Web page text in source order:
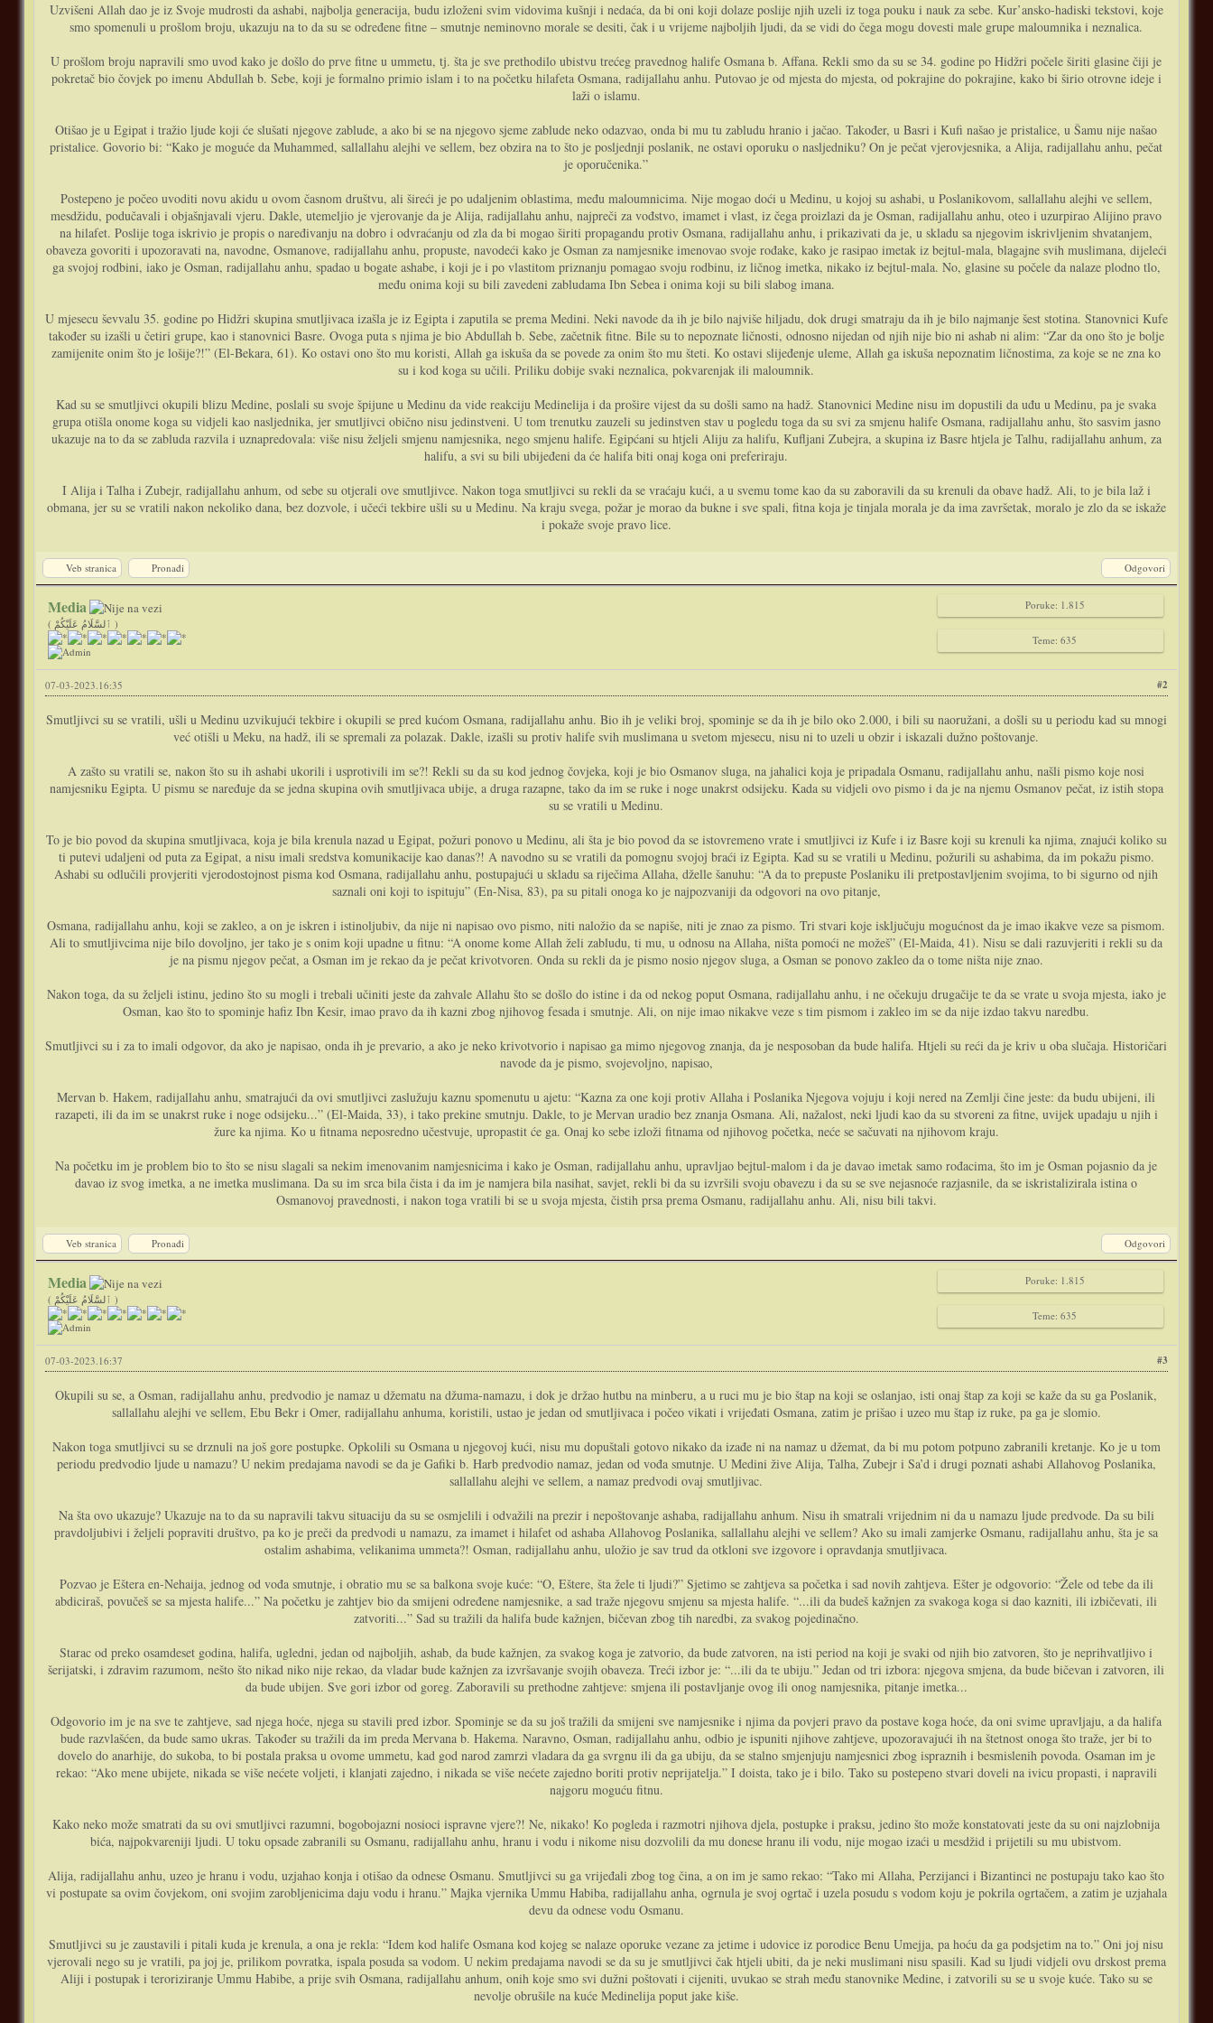
Uzvišeni Allah dao je iz Svoje mudrosti da ashabi, najbolja generacija, budu izloženi svim vidovima kušnji i nedaća, da bi oni koji dolaze poslije njih uzeli iz toga pouku i nauk za sebe. Kur’ansko-hadiski tekstovi, koje
smo spomenuli u prošlom broju, ukazuju na to da su se određene fitne – smutnje neminovno morale se desiti, čak i u vrijeme najboljih ljudi, da se vidi do čega mogu dovesti male grupe maloumnika i neznalica.
U prošlom broju napravili smo uvod kako je došlo do prve fitne u ummetu, tj. šta je sve prethodilo ubistvu trećeg pravednog halife Osmana b. Affana. Rekli smo da su se 34. godine po Hidžri počele širiti glasine čiji je
pokretač bio čovjek po imenu Abdullah b. Sebe, koji je formalno primio islam i to na početku hilafeta Osmana, radijallahu anhu. Putovao je od mjesta do mjesta, od pokrajine do pokrajine, kako bi širio otrovne ideje i
laži o islamu.
Otišao je u Egipat i tražio ljude koji će slušati njegove zablude, a ako bi se na njegovo sjeme zablude neko odazvao, onda bi mu tu zabludu hranio i jačao. Također, u Basri i Kufi našao je pristalice, u Šamu nije našao
pristalice. Govorio bi: “Kako je moguće da Muhammed, sallallahu alejhi ve sellem, bez obzira na to što je posljednji poslanik, ne ostavi oporuku o nasljedniku? On je pečat vjerovjesnika, a Alija, radijallahu anhu, pečat
je oporučenika.”
Postepeno je počeo uvoditi novu akidu u ovom časnom društvu, ali šireći je po udaljenim oblastima, među maloumnicima. Nije mogao doći u Medinu, u kojoj su ashabi, u Poslanikovom, sallallahu alejhi ve sellem,
mesdžidu, podučavali i objašnjavali vjeru. Dakle, utemeljio je vjerovanje da je Alija, radijallahu anhu, najpreči za vođstvo, imamet i vlast, iz čega proizlazi da je Osman, radijallahu anhu, oteo i uzurpirao Alijino pravo
na hilafet. Poslije toga iskrivio je propis o naređivanju na dobro i odvraćanju od zla da bi mogao širiti propagandu protiv Osmana, radijallahu anhu, i prikazivati da je, u skladu sa njegovim iskrivljenim shvatanjem,
obaveza govoriti i upozoravati na, navodne, Osmanove, radijallahu anhu, propuste, navodeći kako je Osman za namjesnike imenovao svoje rođake, kako je rasipao imetak iz bejtul-mala, blagajne svih muslimana, dijeleći
ga svojoj rodbini, iako je Osman, radijallahu anhu, spadao u bogate ashabe, i koji je i po vlastitom priznanju pomagao svoju rodbinu, iz ličnog imetka, nikako iz bejtul-mala. No, glasine su počele da nalaze plodno tlo,
među onima koji su bili zavedeni zabludama Ibn Sebea i onima koji su bili slabog imana.
U mjesecu ševvalu 35. godine po Hidžri skupina smutljivaca izašla je iz Egipta i zaputila se prema Medini. Neki navode da ih je bilo najviše hiljadu, dok drugi smatraju da ih je bilo najmanje šest stotina. Stanovnici Kufe
također su izašli u četiri grupe, kao i stanovnici Basre. Ovoga puta s njima je bio Abdullah b. Sebe, začetnik fitne. Bile su to nepoznate ličnosti, odnosno nijedan od njih nije bio ni ashab ni alim: “Zar da ono što je bolje
zamijenite onim što je lošije?!” (El-Bekara, 61). Ko ostavi ono što mu koristi, Allah ga iskuša da se povede za onim što mu šteti. Ko ostavi slijeđenje uleme, Allah ga iskuša nepoznatim ličnostima, za koje se ne zna ko
su i kod koga su učili. Priliku dobije svaki neznalica, pokvarenjak ili maloumnik.
Kad su se smutljivci okupili blizu Medine, poslali su svoje špijune u Medinu da vide reakciju Medinelija i da prošire vijest da su došli samo na hadž. Stanovnici Medine nisu im dopustili da uđu u Medinu, pa je svaka
grupa otišla onome koga su vidjeli kao nasljednika, jer smutljivci obično nisu jedinstveni. U tom trenutku zauzeli su jedinstven stav u pogledu toga da su svi za smjenu halife Osmana, radijallahu anhu, što sasvim jasno
ukazuje na to da se zabluda razvila i uznapredovala: više nisu željeli smjenu namjesnika, nego smjenu halife. Egipćani su htjeli Aliju za halifu, Kufljani Zubejra, a skupina iz Basre htjela je Talhu, radijallahu anhum, za
halifu, a svi su bili ubijeđeni da će halifa biti onaj koga oni preferiraju.
I Alija i Talha i Zubejr, radijallahu anhum, od sebe su otjerali ove smutljivce. Nakon toga smutljivci su rekli da se vraćaju kući, a u svemu tome kao da su zaboravili da su krenuli da obave hadž. Ali, to je bila laž i
obmana, jer su se vratili nakon nekoliko dana, bez dozvole, i učeći tekbire ušli su u Medinu. Na kraju svega, požar je morao da bukne i sve spali, fitna koja je tinjala morala je da ima završetak, moralo je zlo da se iskaže
i pokaže svoje pravo lice.
Veb stranica Pronađi Odgovori
Media
( ٱلسَّلَامُ عَلَيْكُمْ )
Poruke: 1.815
Teme: 635
#2
07-03-2023.16:35
Smutljivci su se vratili, ušli u Medinu uzvikujući tekbire i okupili se pred kućom Osmana, radijallahu anhu. Bio ih je veliki broj, spominje se da ih je bilo oko 2.000, i bili su naoružani, a došli su u periodu kad su mnogi
već otišli u Meku, na hadž, ili se spremali za polazak. Dakle, izašli su protiv halife svih muslimana u svetom mjesecu, nisu ni to uzeli u obzir i iskazali dužno poštovanje.
A zašto su vratili se, nakon što su ih ashabi ukorili i usprotivili im se?! Rekli su da su kod jednog čovjeka, koji je bio Osmanov sluga, na jahalici koja je pripadala Osmanu, radijallahu anhu, našli pismo koje nosi
namjesniku Egipta. U pismu se naređuje da se jedna skupina ovih smutljivaca ubije, a druga razapne, tako da im se ruke i noge unakrst odsijeku. Kada su vidjeli ovo pismo i da je na njemu Osmanov pečat, iz istih stopa
su se vratili u Medinu.
To je bio povod da skupina smutljivaca, koja je bila krenula nazad u Egipat, požuri ponovo u Medinu, ali šta je bio povod da se istovremeno vrate i smutljivci iz Kufe i iz Basre koji su krenuli ka njima, znajući koliko su
ti putevi udaljeni od puta za Egipat, a nisu imali sredstva komunikacije kao danas?! A navodno su se vratili da pomognu svojoj braći iz Egipta. Kad su se vratili u Medinu, požurili su ashabima, da im pokažu pismo.
Ashabi su odlučili provjeriti vjerodostojnost pisma kod Osmana, radijallahu anhu, postupajući u skladu sa riječima Allaha, dželle šanuhu: “A da to prepuste Poslaniku ili pretpostavljenim svojima, to bi sigurno od njih
saznali oni koji to ispituju” (En-Nisa, 83), pa su pitali onoga ko je najpozvaniji da odgovori na ovo pitanje,
Osmana, radijallahu anhu, koji se zakleo, a on je iskren i istinoljubiv, da nije ni napisao ovo pismo, niti naložio da se napiše, niti je znao za pismo. Tri stvari koje isključuju mogućnost da je imao ikakve veze sa pismom.
Ali to smutljivcima nije bilo dovoljno, jer tako je s onim koji upadne u fitnu: “A onome kome Allah želi zabludu, ti mu, u odnosu na Allaha, ništa pomoći ne možeš” (El-Maida, 41). Nisu se dali razuvjeriti i rekli su da
je na pismu njegov pečat, a Osman im je rekao da je pečat krivotvoren. Onda su rekli da je pismo nosio njegov sluga, a Osman se ponovo zakleo da o tome ništa nije znao.
Nakon toga, da su željeli istinu, jedino što su mogli i trebali učiniti jeste da zahvale Allahu što se došlo do istine i da od nekog poput Osmana, radijallahu anhu, i ne očekuju drugačije te da se vrate u svoja mjesta, iako je
Osman, kao što to spominje hafiz Ibn Kesir, imao pravo da ih kazni zbog njihovog fesada i smutnje. Ali, on nije imao nikakve veze s tim pismom i zakleo im se da nije izdao takvu naredbu.
Smutljivci su i za to imali odgovor, da ako je napisao, onda ih je prevario, a ako je neko krivotvorio i napisao ga mimo njegovog znanja, da je nesposoban da bude halifa. Htjeli su reći da je kriv u oba slučaja. Historičari
navode da je pismo, svojevoljno, napisao,
Mervan b. Hakem, radijallahu anhu, smatrajući da ovi smutljivci zaslužuju kaznu spomenutu u ajetu: “Kazna za one koji protiv Allaha i Poslanika Njegova vojuju i koji nered na Zemlji čine jeste: da budu ubijeni, ili
razapeti, ili da im se unakrst ruke i noge odsijeku...” (El-Maida, 33), i tako prekine smutnju. Dakle, to je Mervan uradio bez znanja Osmana. Ali, nažalost, neki ljudi kao da su stvoreni za fitne, uvijek upadaju u njih i
žure ka njima. Ko u fitnama neposredno učestvuje, upropastit će ga. Onaj ko sebe izloži fitnama od njihovog početka, neće se sačuvati na njihovom kraju.
Na početku im je problem bio to što se nisu slagali sa nekim imenovanim namjesnicima i kako je Osman, radijallahu anhu, upravljao bejtul-malom i da je davao imetak samo rođacima, što im je Osman pojasnio da je
davao iz svog imetka, a ne imetka muslimana. Da su im srca bila čista i da im je namjera bila nasihat, savjet, rekli bi da su izvršili svoju obavezu i da su se sve nejasnoće razjasnile, da se iskristalizirala istina o
Osmanovoj pravednosti, i nakon toga vratili bi se u svoja mjesta, čistih prsa prema Osmanu, radijallahu anhu. Ali, nisu bili takvi.
Veb stranica Pronađi Odgovori
Media
( ٱلسَّلَامُ عَلَيْكُمْ )
Poruke: 1.815
Teme: 635
#3
07-03-2023.16:37
Okupili su se, a Osman, radijallahu anhu, predvodio je namaz u džematu na džuma-namazu, i dok je držao hutbu na minberu, a u ruci mu je bio štap na koji se oslanjao, isti onaj štap za koji se kaže da su ga Poslanik,
sallallahu alejhi ve sellem, Ebu Bekr i Omer, radijallahu anhuma, koristili, ustao je jedan od smutljivaca i počeo vikati i vrijeđati Osmana, zatim je prišao i uzeo mu štap iz ruke, pa ga je slomio.
Nakon toga smutljivci su se drznuli na još gore postupke. Opkolili su Osmana u njegovoj kući, nisu mu dopuštali gotovo nikako da izađe ni na namaz u džemat, da bi mu potom potpuno zabranili kretanje. Ko je u tom
periodu predvodio ljude u namazu? U nekim predajama navodi se da je Gafiki b. Harb predvodio namaz, jedan od vođa smutnje. U Medini žive Alija, Talha, Zubejr i Sa’d i drugi poznati ashabi Allahovog Poslanika,
sallallahu alejhi ve sellem, a namaz predvodi ovaj smutljivac.
Na šta ovo ukazuje? Ukazuje na to da su napravili takvu situaciju da su se osmjelili i odvažili na prezir i nepoštovanje ashaba, radijallahu anhum. Nisu ih smatrali vrijednim ni da u namazu ljude predvode. Da su bili
pravdoljubivi i željeli popraviti društvo, pa ko je preči da predvodi u namazu, za imamet i hilafet od ashaba Allahovog Poslanika, sallallahu alejhi ve sellem? Ako su imali zamjerke Osmanu, radijallahu anhu, šta je sa
ostalim ashabima, velikanima ummeta?! Osman, radijallahu anhu, uložio je sav trud da otkloni sve izgovore i opravdanja smutljivaca.
Pozvao je Eštera en-Nehaija, jednog od vođa smutnje, i obratio mu se sa balkona svoje kuće: “O, Eštere, šta žele ti ljudi?” Sjetimo se zahtjeva sa početka i sad novih zahtjeva. Ešter je odgovorio: “Žele od tebe da ili
abdiciraš, povučeš se sa mjesta halife...” Na početku je zahtjev bio da smijeni određene namjesnike, a sad traže njegovu smjenu sa mjesta halife. “...ili da budeš kažnjen za svakoga koga si dao kazniti, ili izbičevati, ili
zatvoriti...” Sad su tražili da halifa bude kažnjen, bičevan zbog tih naredbi, za svakog pojedinačno.
Starac od preko osamdeset godina, halifa, ugledni, jedan od najboljih, ashab, da bude kažnjen, za svakog koga je zatvorio, da bude zatvoren, na isti period na koji je svaki od njih bio zatvoren, što je neprihvatljivo i
šerijatski, i zdravim razumom, nešto što nikad niko nije rekao, da vladar bude kažnjen za izvršavanje svojih obaveza. Treći izbor je: “...ili da te ubiju.” Jedan od tri izbora: njegova smjena, da bude bičevan i zatvoren, ili
da bude ubijen. Sve gori izbor od goreg. Zaboravili su prethodne zahtjeve: smjena ili postavljanje ovog ili onog namjesnika, pitanje imetka...
Odgovorio im je na sve te zahtjeve, sad njega hoće, njega su stavili pred izbor. Spominje se da su još tražili da smijeni sve namjesnike i njima da povjeri pravo da postave koga hoće, da oni svime upravljaju, a da halifa
bude razvlašćen, da bude samo ukras. Također su tražili da im preda Mervana b. Hakema. Naravno, Osman, radijallahu anhu, odbio je ispuniti njihove zahtjeve, upozoravajući ih na štetnost onoga što traže, jer bi to
dovelo do anarhije, do sukoba, to bi postala praksa u ovome ummetu, kad god narod zamrzi vladara da ga svrgnu ili da ga ubiju, da se stalno smjenjuju namjesnici zbog ispraznih i besmislenih povoda. Osaman im je
rekao: “Ako mene ubijete, nikada se više nećete voljeti, i klanjati zajedno, i nikada se više nećete zajedno boriti protiv neprijatelja.” I doista, tako je i bilo. Tako su postepeno stvari doveli na ivicu propasti, i napravili
najgoru moguću fitnu.
Kako neko može smatrati da su ovi smutljivci razumni, bogobojazni nosioci ispravne vjere?! Ne, nikako! Ko pogleda i razmotri njihova djela, postupke i praksu, jedino što može konstatovati jeste da su oni najzlobnija
bića, najpokvareniji ljudi. U toku opsade zabranili su Osmanu, radijallahu anhu, hranu i vodu i nikome nisu dozvolili da mu donese hranu ili vodu, nije mogao izaći u mesdžid i prijetili su mu ubistvom.
Alija, radijallahu anhu, uzeo je hranu i vodu, uzjahao konja i otišao da odnese Osmanu. Smutljivci su ga vrijeđali zbog tog čina, a on im je samo rekao: “Tako mi Allaha, Perzijanci i Bizantinci ne postupaju tako kao što
vi postupate sa ovim čovjekom, oni svojim zarobljenicima daju vodu i hranu.” Majka vjernika Ummu Habiba, radijallahu anha, ogrnula je svoj ogrtač i uzela posudu s vodom koju je pokrila ogrtačem, a zatim je uzjahala
devu da odnese vodu Osmanu.
Smutljivci su je zaustavili i pitali kuda je krenula, a ona je rekla: “Idem kod halife Osmana kod kojeg se nalaze oporuke vezane za jetime i udovice iz porodice Benu Umejja, pa hoću da ga podsjetim na to.” Oni joj nisu
vjerovali nego su je vratili, pa joj je, prilikom povratka, ispala posuda sa vodom. U nekim predajama navodi se da su je smutljivci čak htjeli ubiti, da je neki muslimani nisu spasili. Kad su ljudi vidjeli ovu drskost prema
Aliji i postupak i teroriziranje Ummu Habibe, a prije svih Osmana, radijallahu anhum, onih koje smo svi dužni poštovati i cijeniti, uvukao se strah među stanovnike Medine, i zatvorili su se u svoje kuće. Tako su se
nevolje obrušile na kuće Medinelija poput jake kiše.